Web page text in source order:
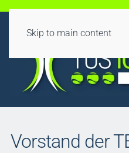
Skip to main content
Vorstand der